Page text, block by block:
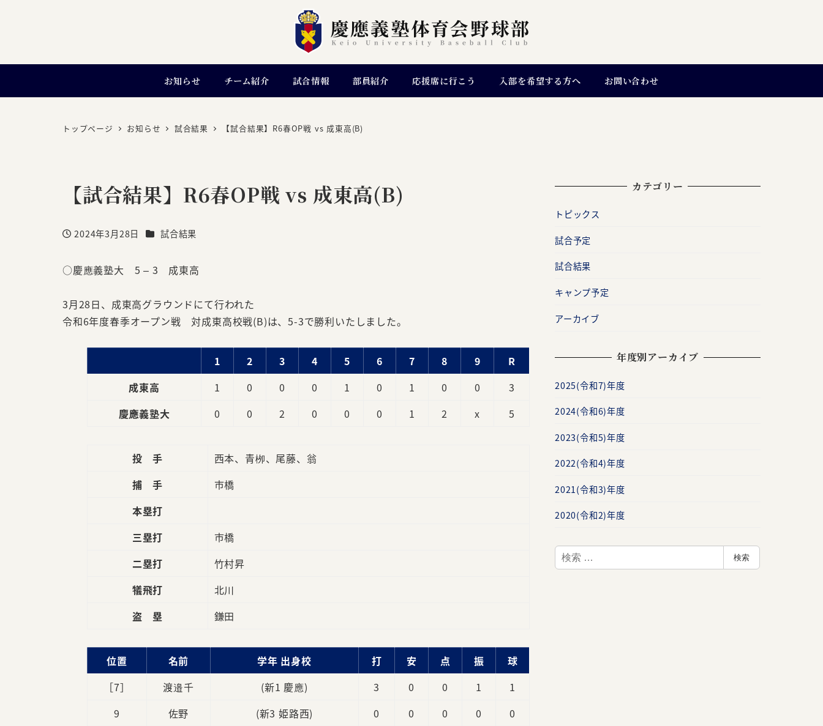
お知らせ チーム紹介 試合情報 部員紹介 応援席に行こう 入部を希望する方へ お問い合わせ
トップページ お知らせ 試合結果 【試合結果】R6春OP戦 vs 成東高(B)
【試合結果】R6春OP戦 vs 成東高(B)
投稿日
2024年3月28日 カテゴリー
試合結果
○慶應義塾大 5 – 3 成東高
3月28日、成東高グラウンドにて行われた
令和6年度春季オープン戦 対成東高校戦(B)は、5-3で勝利いたしました。
1 2 3 4 5 6 7 8 9
R
成東高
1 0 0 0 1 0 1 0 0
3
慶應義塾大
0 0 2 0 0 0 1 2 x 5
投 手
西本、青栁、尾藤、翁
捕 手
市橋
本塁打
三塁打
市橋
二塁打
竹村昇
犠飛打
北川
盗 塁
鎌田
位置 名前 学年 出身校 打 安 点 振
球
［7］
渡邉千 (新1 慶應) 3 0 0 1
1
9
佐野 (新3 姫路西) 0 0 0 0
0
カテゴリー
トピックス
試合予定
試合結果
キャンプ予定
アーカイブ
年度別アーカイブ
2025(令和7)年度
2024(令和6)年度
2023(令和5)年度
2022(令和4)年度
2021(令和3)年度
2020(令和2)年度
検
索
検索